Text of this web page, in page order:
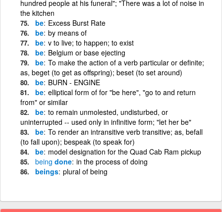
hundred people at his funeral"; "There was a lot of noise in
the kitchen
be Excess Burst Rate
be by means of
be v to live; to happen; to exist
be Belgium or base ejecting
be To make the action of a verb particular or definite;
as, beget (to get as offspring); beset (to set around)
be BURN - ENGINE
be elliptical form of for "be here", "go to and return
from" or similar
be to remain unmolested, undisturbed, or
uninterrupted -- used only in infinitive form; "let her be"
be To render an intransitive verb transitive; as, befall
(to fall upon); bespeak (to speak for)
be model designation for the Quad Cab Ram pickup
being done in the process of doing
beings plural of being